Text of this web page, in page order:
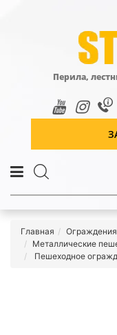
Перила,
Главная
Ограждения
Металлические
Пешеходное